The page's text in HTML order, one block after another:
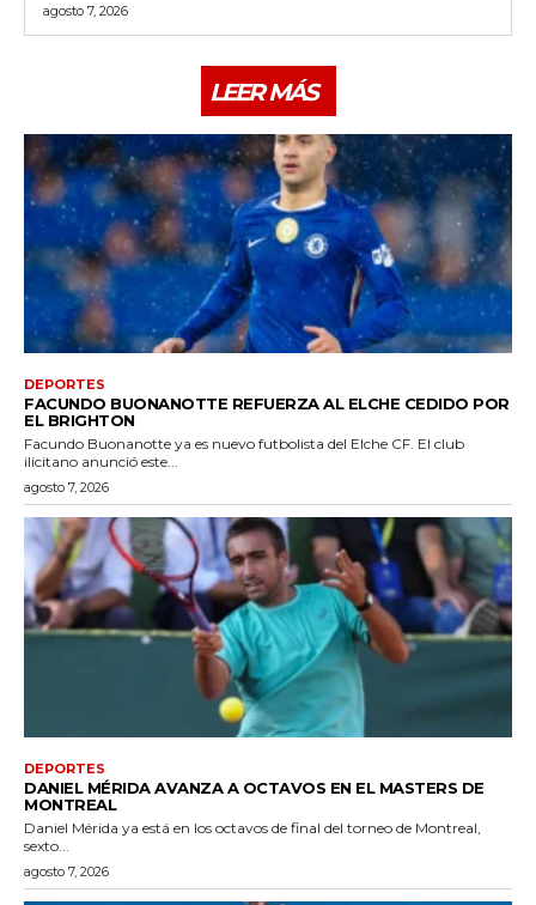
agosto 7, 2026
LEER MÁS
DEPORTES
FACUNDO BUONANOTTE REFUERZA AL ELCHE CEDIDO POR
EL BRIGHTON
Facundo Buonanotte ya es nuevo futbolista del Elche CF. El club
ilicitano anunció este...
agosto 7, 2026
DEPORTES
DANIEL MÉRIDA AVANZA A OCTAVOS EN EL MASTERS DE
MONTREAL
Daniel Mérida ya está en los octavos de final del torneo de Montreal,
sexto...
agosto 7, 2026